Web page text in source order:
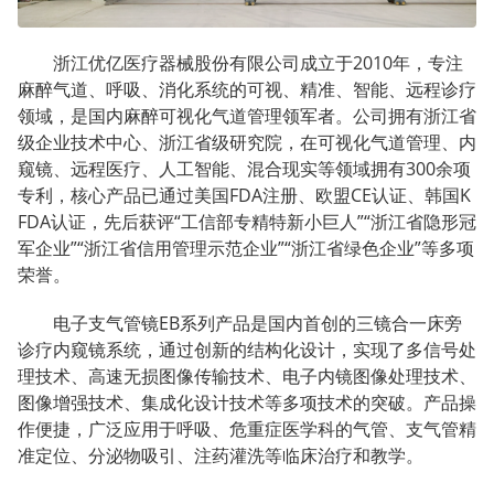
浙江优亿医疗器械股份有限公司成立于2010年，专注
麻醉气道、呼吸、消化系统的可视、精准、智能、远程诊疗
领域，是国内麻醉可视化气道管理领军者。公司拥有浙江省
级企业技术中心、浙江省级研究院，在可视化气道管理、内
窥镜、远程医疗、人工智能、混合现实等领域拥有300余项
专利，核心产品已通过美国FDA注册、欧盟CE认证、韩国K
FDA认证，先后获评“工信部专精特新小巨人”“浙江省隐形冠
军企业”“浙江省信用管理示范企业”“浙江省绿色企业”等多项
荣誉。
电子支气管镜EB系列产品是国内首创的三镜合一床旁
诊疗内窥镜系统，通过创新的结构化设计，实现了多信号处
理技术、高速无损图像传输技术、电子内镜图像处理技术、
图像增强技术、集成化设计技术等多项技术的突破。产品操
作便捷，广泛应用于呼吸、危重症医学科的气管、支气管精
准定位、分泌物吸引、注药灌洗等临床治疗和教学。